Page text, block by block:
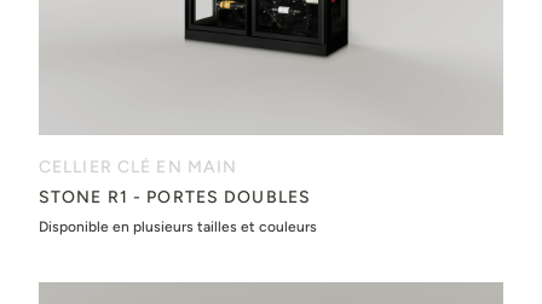
CELLIER CLÉ EN MAIN
STONE R1 - PORTES DOUBLES
Disponible en plusieurs tailles et couleurs